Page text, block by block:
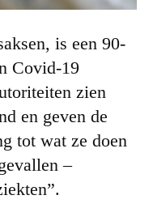
is een 90-
Covid-19
zien
en geven de
tot wat ze doen
–